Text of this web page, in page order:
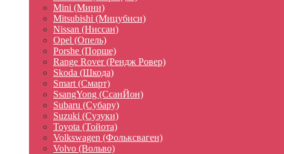
Mini (Мини)
Mitsubishi (Мицубиси)
Nissan (Ниссан)
Opel (Опель)
Porshe (Порше)
Range Rover (Рендж Ровер)
Skoda (Шкода)
Smart (Смарт)
SsangYong (СсанЙон)
Subaru (Субару)
Suzuki (Сузуки)
Toyota (Тойота)
Volkswagen (Фольксваген)
Volvo (Вольво)